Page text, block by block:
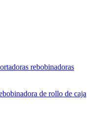
rebobinadoras
de rollo de caja